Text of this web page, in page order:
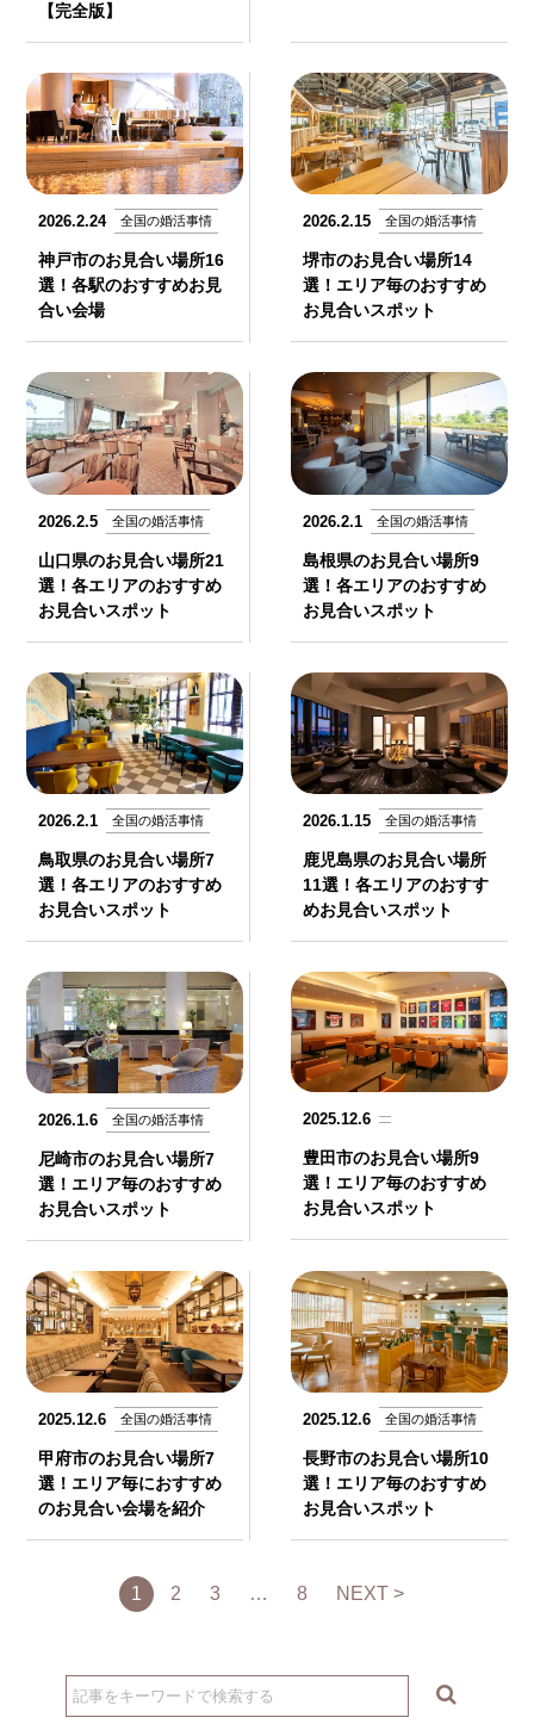
【完全版】
2026.2.24 全国の婚活事情
神戸市のお見合い場所16
選！各駅のおすすめお見
合い会場
2026.2.15 全国の婚活事情
堺市のお見合い場所14
選！エリア毎のおすすめ
お見合いスポット
2026.2.5 全国の婚活事情
山口県のお見合い場所21
選！各エリアのおすすめ
お見合いスポット
2026.2.1 全国の婚活事情
島根県のお見合い場所9
選！各エリアのおすすめ
お見合いスポット
2026.2.1 全国の婚活事情
鳥取県のお見合い場所7
選！各エリアのおすすめ
お見合いスポット
2026.1.15 全国の婚活事情
鹿児島県のお見合い場所
11選！各エリアのおすす
めお見合いスポット
2026.1.6 全国の婚活事情
尼崎市のお見合い場所7
選！エリア毎のおすすめ
お見合いスポット
2025.12.6
豊田市のお見合い場所9
選！エリア毎のおすすめ
お見合いスポット
2025.12.6 全国の婚活事情
甲府市のお見合い場所7
選！エリア毎におすすめ
のお見合い会場を紹介
2025.12.6 全国の婚活事情
長野市のお見合い場所10
選！エリア毎のおすすめ
お見合いスポット
1 2 3 … 8 NEXT >